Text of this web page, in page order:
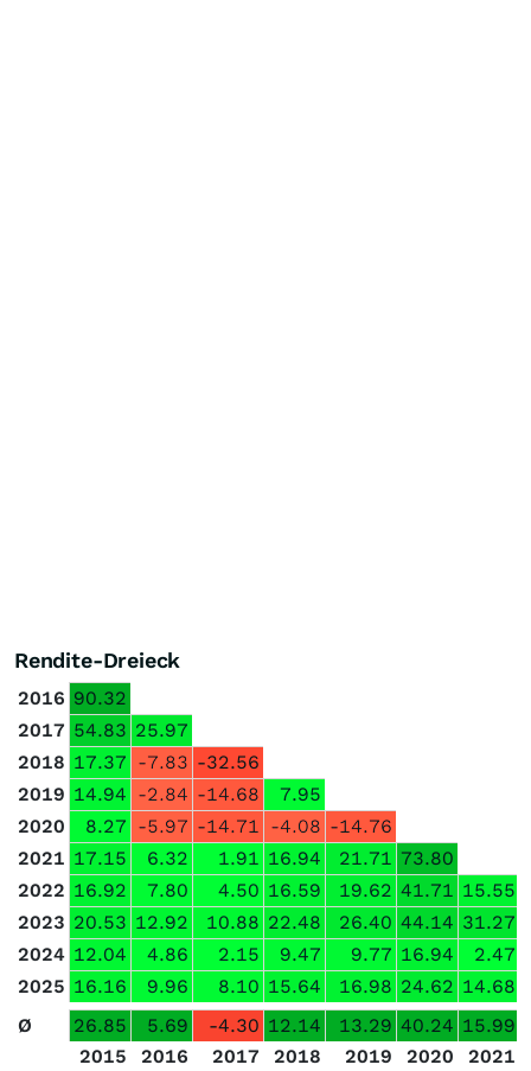
Rendite-Dreieck
2016 90.32
2017 54.83 25.97
2018 17.37 -7.83 -32.56
2019 14.94 -2.84 -14.68
7.95
2020
8.27 -5.97 -14.71 -4.08 -14.76
2021 17.15 6.32 1.91 16.94 21.71 73.80
2022 16.92 7.80 4.50 16.59 19.62 41.71 15.55
2023 20.53 12.92 10.88 22.48 26.40 44.14 31.27
2024 12.04 4.86 2.15 9.47 9.77 16.94 2.47
2025 16.16 9.96 8.10 15.64 16.98 24.62 14.68
Ø
26.85 5.69 -4.30 12.14 13.29 40.24 15.99
2015
2016 2017 2018 2019 2020 2021